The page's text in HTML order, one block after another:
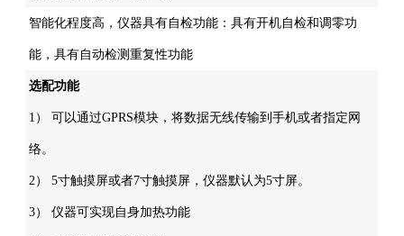
智能化程度高，仪器具有自检功能：具有开机自检和调零功
能，具有自动检测重复性功能
选配功能
1） 可以通过GPRS模块，将数据无线传输到手机或者指定网
络。
2） 5寸触摸屏或者7寸触摸屏，仪器默认为5寸屏。
3） 仪器可实现自身加热功能